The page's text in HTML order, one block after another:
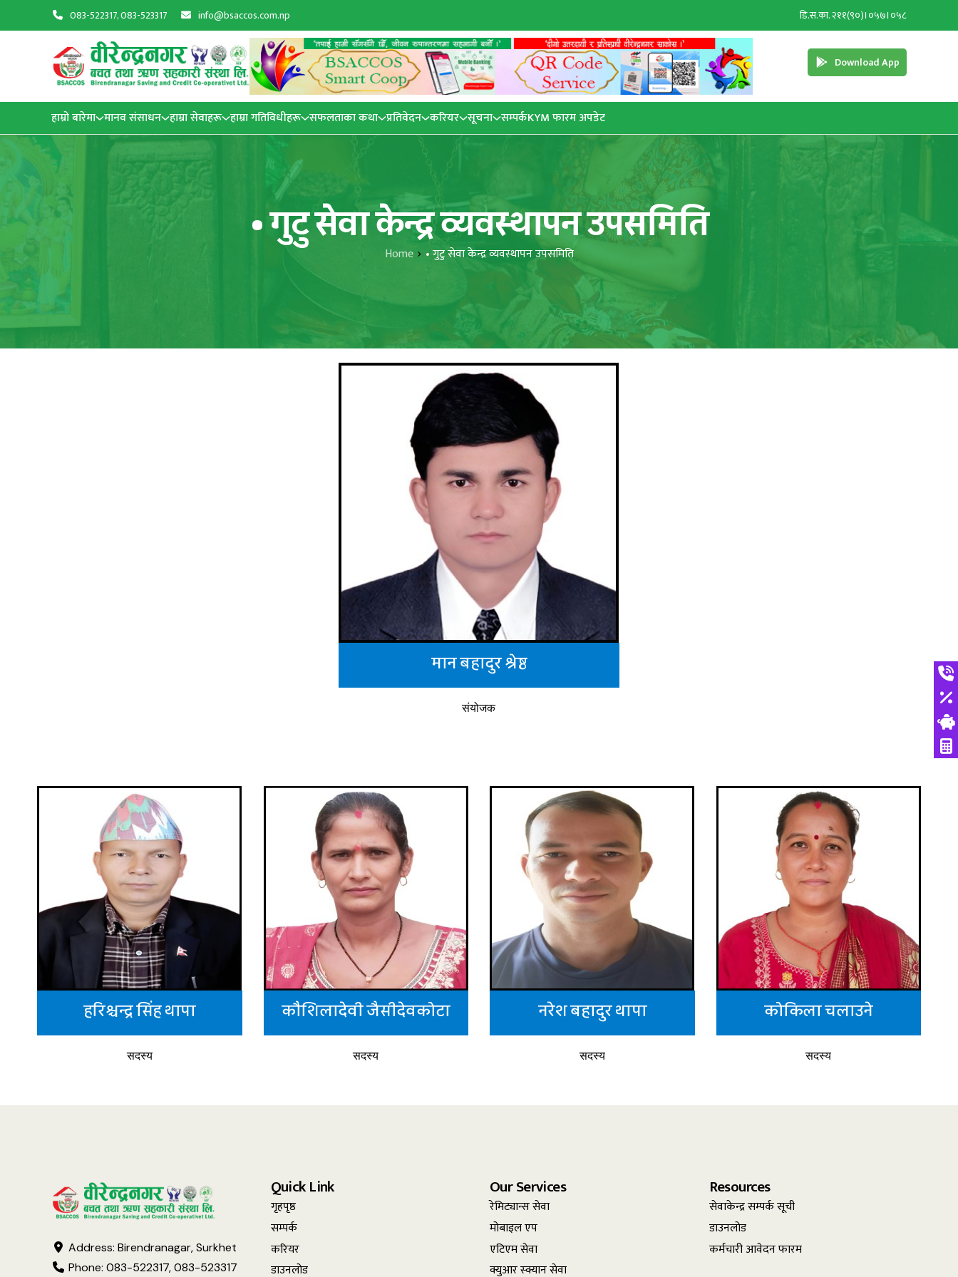
083-522317, 083-523317 info@bsaccos.com.np डि.स.का. २११(९०)।०५७।०५८
Download App
हाम्रो बारेमा मानव संसाधन हाम्रा सेवाहरू हाम्रा गतिविधीहरू सफलताका कथा प्रतिवेदन करियर सूचना सम्पर्कKYM फारम अपडेट
• गुटु सेवा केन्द्र व्यवस्थापन उपसमिति
Home • गुटु सेवा केन्द्र व्यवस्थापन उपसमिति
मान बहादुर श्रेष्ठ
संयोजक
हरिश्चन्द्र सिंह थापा
सदस्य
कौशिलादेवी जैसीदेवकोटा
सदस्य
नरेश बहादुर थापा
सदस्य
कोकिला चलाउने
सदस्य
Address: Birendranagar, Surkhet
Phone: 083-522317, 083-523317
Quick Link
गृहपृष्ठ
सम्पर्क
करियर
डाउनलोड
Our Services
रेमिट्यान्स सेवा
मोबाइल एप
एटिएम सेवा
क्युआर स्क्यान सेवा
Resources
सेवाकेन्द्र सम्पर्क सूची
डाउनलोड
कर्मचारी आवेदन फारम